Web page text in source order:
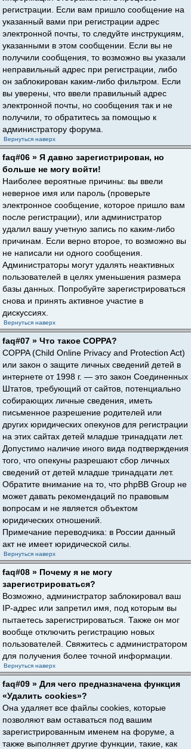
регистрации. Если вам пришло сообщение на
указанный вами при регистрации адрес
электронной почты, то следуйте инструкциям,
указанными в этом сообщении. Если вы не
получили сообщения, то возможно вы указали
неправильный адрес при регистрации, либо
он заблокирован каким-либо фильтром. Если
вы уверены, что ввели правильный адрес
электронной почты, но сообщения так и не
получили, то обратитесь за помощью к
администратору форума.
Вернуться наверх
faq#06 » Я давно зарегистрирован, но
больше не могу войти!
Наиболее вероятные причины: вы ввели
неверное имя или пароль (проверьте
электронное сообщение, которое пришло вам
после регистрации), или администратор
удалил вашу учетную запись по каким-либо
причинам. Если верно второе, то возможно вы
не написали ни одного сообщения.
Администраторы могут удалять неактивных
пользователей в целях уменьшения размера
базы данных. Попробуйте зарегистрироваться
снова и принять активное участие в
дискуссиях.
Вернуться наверх
faq#07 » Что такое COPPA?
COPPA (Child Online Privacy and Protection Act)
или закон о защите личных сведений детей в
интернете от 1998 г. — это закон Соединенных
Штатов, требующий от сайтов, потенциально
собирающих личные сведения, иметь
письменное разрешение родителей или
других юридических опекунов для регистрации
на этих сайтах детей младше тринадцати лет.
Допустимо наличие иного вида подтверждения
того, что опекуны разрешают сбор личных
сведений от детей младше тринадцати лет.
Обратите внимание на то, что phpBB Group не
может давать рекомендаций по правовым
вопросам и не является объектом
юридических отношений.
Примечание переводчика: в России данный
акт не имеет юридической силы.
Вернуться наверх
faq#08 » Почему я не могу
зарегистрироваться?
Возможно, администратор заблокировал ваш
IP-адрес или запретил имя, под которым вы
пытаетесь зарегистрироваться. Также он мог
вообще отключить регистрацию новых
пользователей. Свяжитесь с администратором
для получения более точной информации.
Вернуться наверх
faq#09 » Для чего предназначена функция
«Удалить cookies»?
Она удаляет все файлы cookies, которые
позволяют вам оставаться под вашим
зарегистрированным именем на форуме, а
также выполняет другие функции, такие, как